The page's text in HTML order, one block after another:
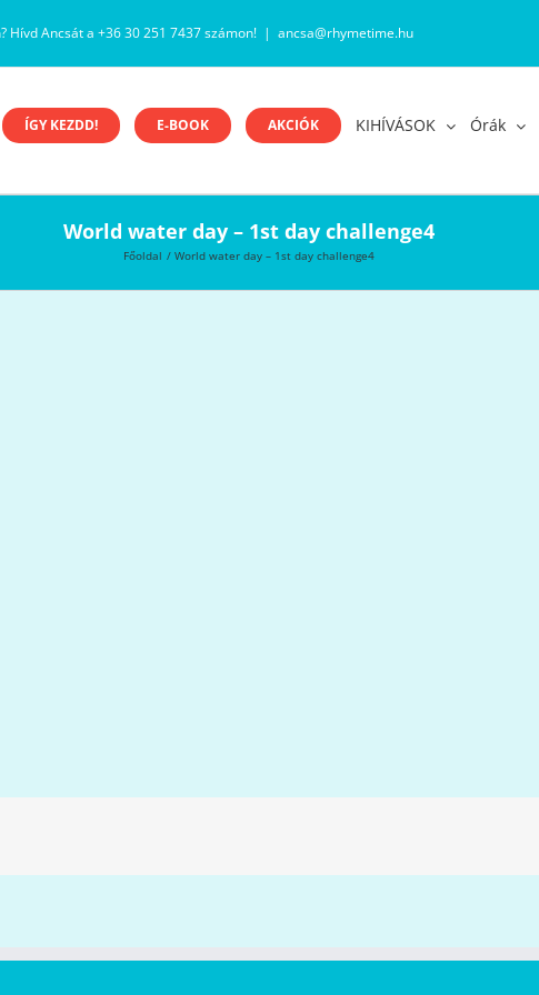
Hívd Ancsát a +36 30 251 7437 számon! | ancsa@rhymetime.hu
ÍGY KEZDD! E-BOOK AKCIÓK KIHÍVÁSOK Órák
World water day – 1st day challenge4
Főoldal World water day – 1st day challenge4